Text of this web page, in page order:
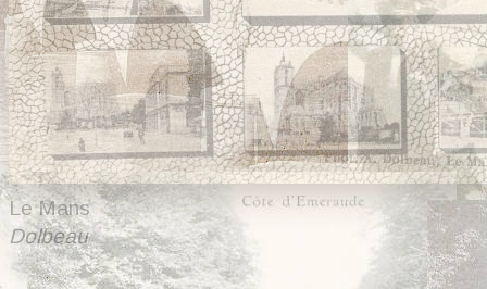
Le Mans
Dolbeau